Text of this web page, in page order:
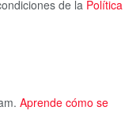
de la Política
Aprende cómo se